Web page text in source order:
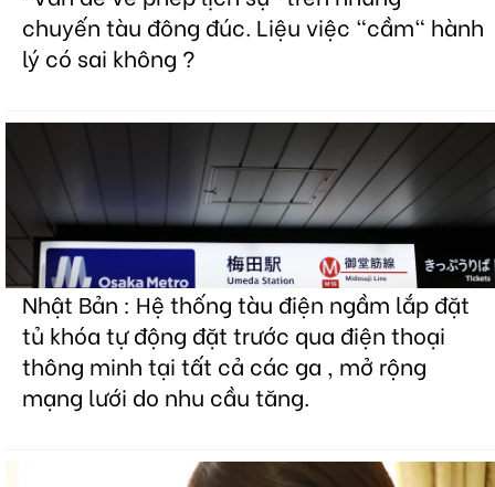
chuyến tàu đông đúc. Liệu việc "cầm" hành
lý có sai không ?
Nhật Bản : Hệ thống tàu điện ngầm lắp đặt
tủ khóa tự động đặt trước qua điện thoại
thông minh tại tất cả các ga , mở rộng
mạng lưới do nhu cầu tăng.